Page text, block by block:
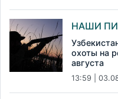
НАШИ
охоты на
августа
13:59 |